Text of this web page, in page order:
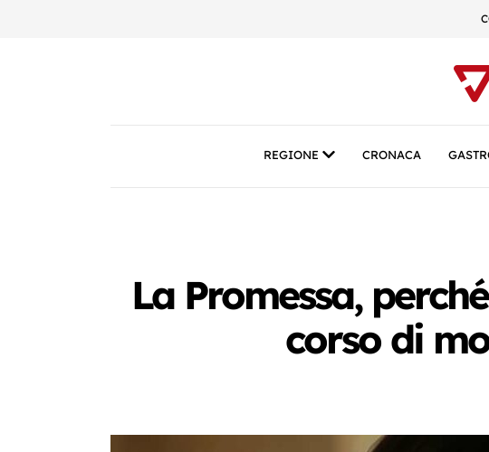
REGIONE CRONACA
La Promessa,
corso di